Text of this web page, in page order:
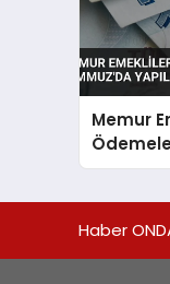
Memur
Haber